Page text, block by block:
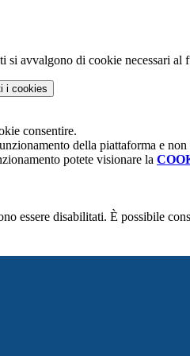
si avvalgono di cookie necessari
i cookies
consentire.
della piattaforma e
potete visionare la
essere disabilitati. È possibile